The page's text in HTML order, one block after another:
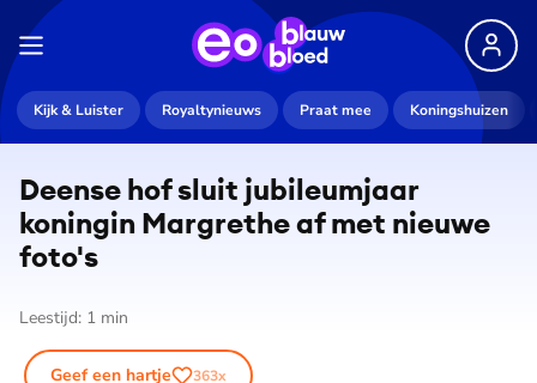
Kijk & Luister Royaltynieuws Praat mee Koningshuizen
Deense hof sluit jubileumjaar
koningin Margrethe af met nieuwe
foto's
Leestijd: 1 min
Geef een hartje 363x